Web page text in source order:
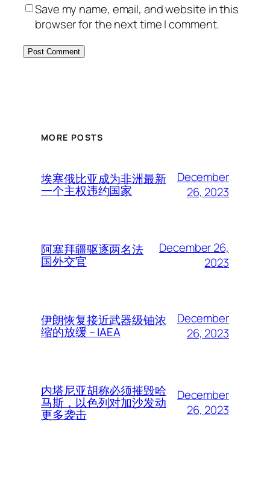
Save my name, email, and website in this
browser for the next time I comment.
MORE POSTS
埃塞俄比亚成为非洲最新
一个主权违约国家
December
26, 2023
阿塞拜疆驱逐两名法
国外交官
December 26,
2023
伊朗恢复接近武器级铀浓
缩的放缓 – IAEA
December
26, 2023
内塔尼亚胡称必须摧毁哈
马斯，以色列对加沙发动
更多袭击
December
26, 2023